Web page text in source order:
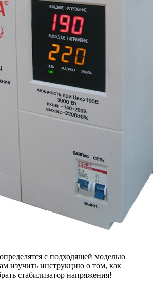
с подходящей моделью
изучить инструкцию о том, как
стабилизатор напряжения!